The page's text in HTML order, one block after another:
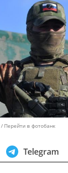
Перейти в фотобанк
Telegram